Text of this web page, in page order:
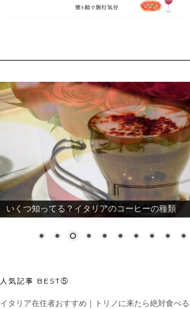
いくつ知ってる？イタリアのコーヒーの種類
人気記事 BEST⑤
イタリア在住者おすすめ｜トリノに来たら絶対食べる